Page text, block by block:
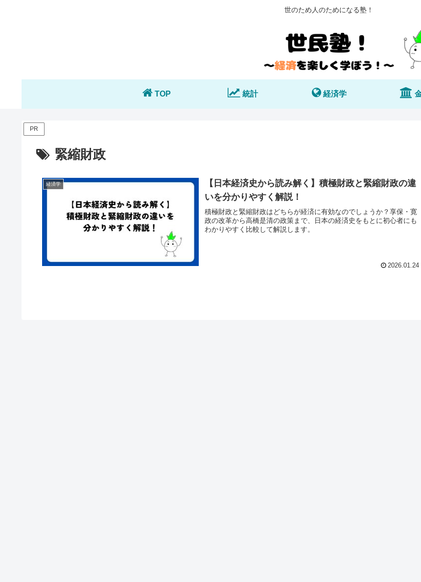
世のため人のためになる塾！
TOP 統計 経済学
PR
緊縮財政
経済学
【日本経済史から読み解く】積極財政と緊縮財政の違
いを分かりやすく解説！
積極財政と緊縮財政はどちらが経済に有効なのでしょうか？享保・寛
政の改革から高橋是清の政策まで、日本の経済史をもとに初心者にも
わかりやすく比較して解説します。
2026.01.24